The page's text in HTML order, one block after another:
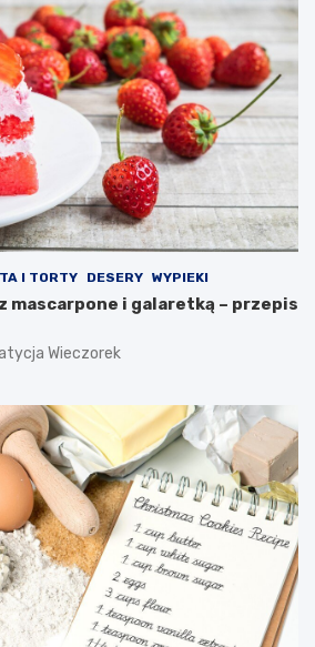
I TORTY DESERY WYPIEKI
mascarpone i galaretką – przepis
Wieczorek